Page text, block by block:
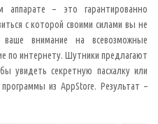
– это гарантированно
с которой своими силами вы не
внимание на всевозможные
по интернету. Шутники предлагают
увидеть секретную пасхалку или
из AppStore. Результат –